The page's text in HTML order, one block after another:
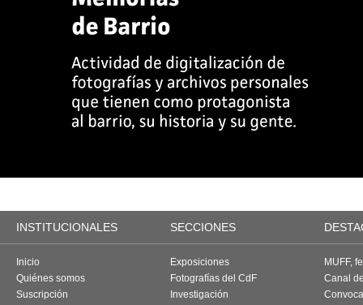
INSTITUCIONALES SECCIONES
Inicio
Quiénes somos
Suscripción
Exposiciones
Fotografías del CdF
Investigación
MUFF,
Canal